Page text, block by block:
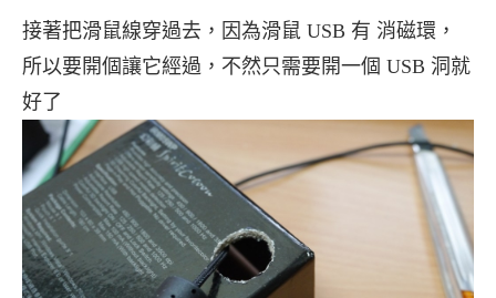
接著把滑鼠線穿過去，因為滑鼠 USB 有 消磁環，
所以要開個讓它經過，不然只需要開一個 USB 洞就
好了